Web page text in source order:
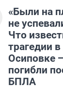
«Были на
не
Что
трагедии
Осиповке
погибли
БПЛА